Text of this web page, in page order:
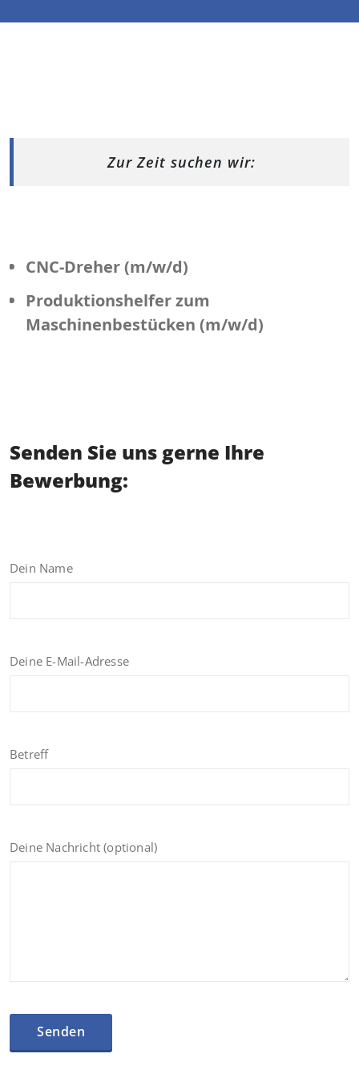
Zur Zeit suchen wir:
CNC-Dreher (m/w/d)
Produktionshelfer zum
Maschinenbestücken (m/w/d)
Senden Sie uns gerne Ihre
Bewerbung:
Dein Name
Deine E-Mail-Adresse
Betreff
Deine Nachricht (optional)